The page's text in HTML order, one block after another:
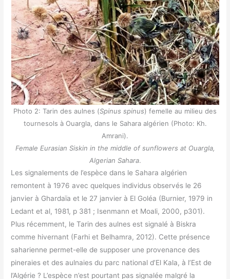
Photo 2: Tarin des aulnes (Spinus spinus) femelle au milieu des
tournesols à Ouargla, dans le Sahara algérien (Photo: Kh.
Amrani).
Female Eurasian Siskin in the middle of sunflowers at Ouargla,
Algerian Sahara.
Les signalements de l’espèce dans le Sahara algérien
remontent à 1976 avec quelques individus observés le 26
janvier à Ghardaïa et le 27 janvier à El Goléa (Burnier, 1979 in
Ledant et al, 1981, p 381 ; Isenmann et Moali, 2000, p301).
Plus récemment, le Tarin des aulnes est signalé à Biskra
comme hivernant (Farhi et Belhamra, 2012). Cette présence
saharienne permet-elle de supposer une provenance des
pineraies et des aulnaies du parc national d’El Kala, à l’Est de
l’Algérie ? L’espèce n’est pourtant pas signalée malgré la